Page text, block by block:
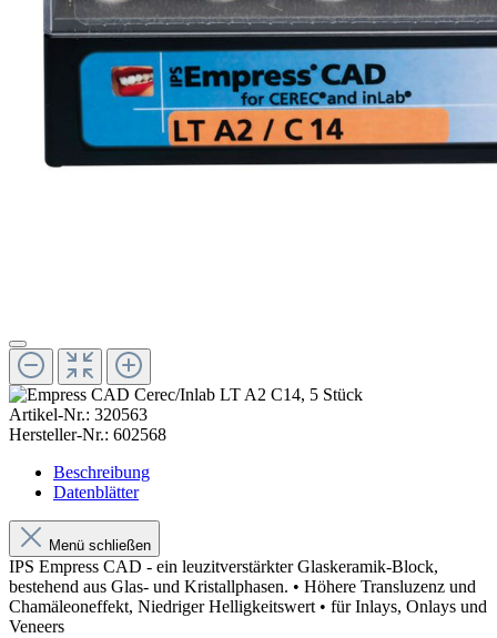
Artikel-Nr.: 320563
Hersteller-Nr.: 602568
Beschreibung
Datenblätter
Menü schließen
IPS Empress CAD - ein leuzitverstärkter Glaskeramik-Block,
bestehend aus Glas- und Kristallphasen. • Höhere Transluzenz und
Chamäleoneffekt, Niedriger Helligkeitswert • für Inlays, Onlays und
Veneers